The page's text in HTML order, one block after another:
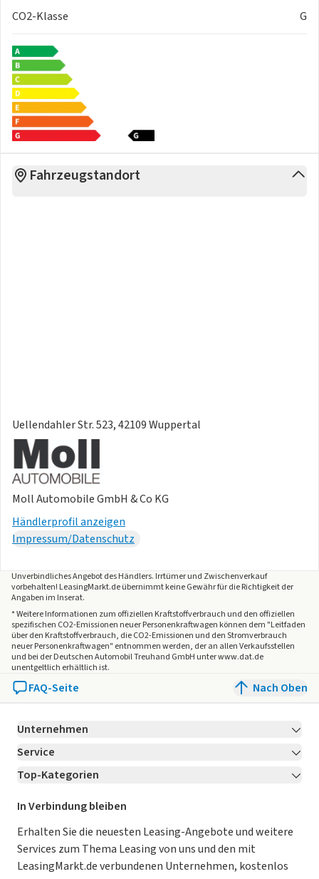
CO2-Klasse
G
Fahrzeugstandort
Uellendahler Str. 523, 42109 Wuppertal
Moll Automobile GmbH & Co KG
Händlerprofil anzeigen
Impressum/Datenschutz
Unverbindliches Angebot desHändlers. Irrtümer und Zwischenverkauf
vorbehalten! LeasingMarkt.de übernimmt keine Gewähr für die Richtigkeit der
Angaben im Inserat.
* Weitere Informationen zum offiziellen Kraftstoffverbrauch und den offiziellen
spezifischen CO2-Emissionen neuer Personenkraftwagen können dem "Leitfaden
über den Kraftstoffverbrauch, die CO2-Emissionen und den Stromverbrauch
neuer Personenkraftwagen" entnommen werden, der an allen Verkaufsstellen
und bei der Deutschen Automobil Treuhand GmbH unter www.dat.de
unentgeltlich erhältlich ist.
FAQ-Seite Nach Oben
Unternehmen
Über LeasingMarkt.de
Karriere Jetzt bewerben!
Für Händler
Kooperation mit AutoScout24
AGB
Service
Kontakt
Ratgeber
Magazin
Datenschutz-Einstellungen
Top-Kategorien
Leasing Deals
Gebrauchtwagen Leasing
Leasing ohne Anzahlung
In Verbindung bleiben
Erhalten Sie die neuesten Leasing-Angebote und weitere
Services zum Thema Leasing von uns und den mit
LeasingMarkt.de verbundenen Unternehmen, kostenlos